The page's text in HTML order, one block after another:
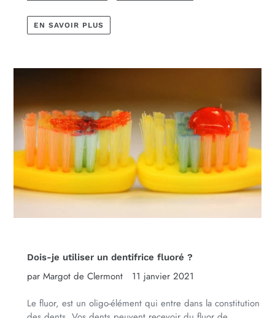
EN SAVOIR PLUS
Dois-je utiliser un dentifrice fluoré ?
par Margot de Clermont
11 janvier 2021
Le fluor, est un oligo-élément qui entre dans la constitution